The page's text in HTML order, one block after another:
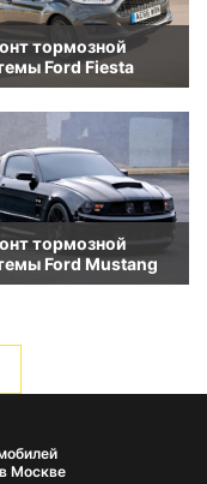
тормозной
Ford Fiesta
тормозной
Ford Mustang
Москве